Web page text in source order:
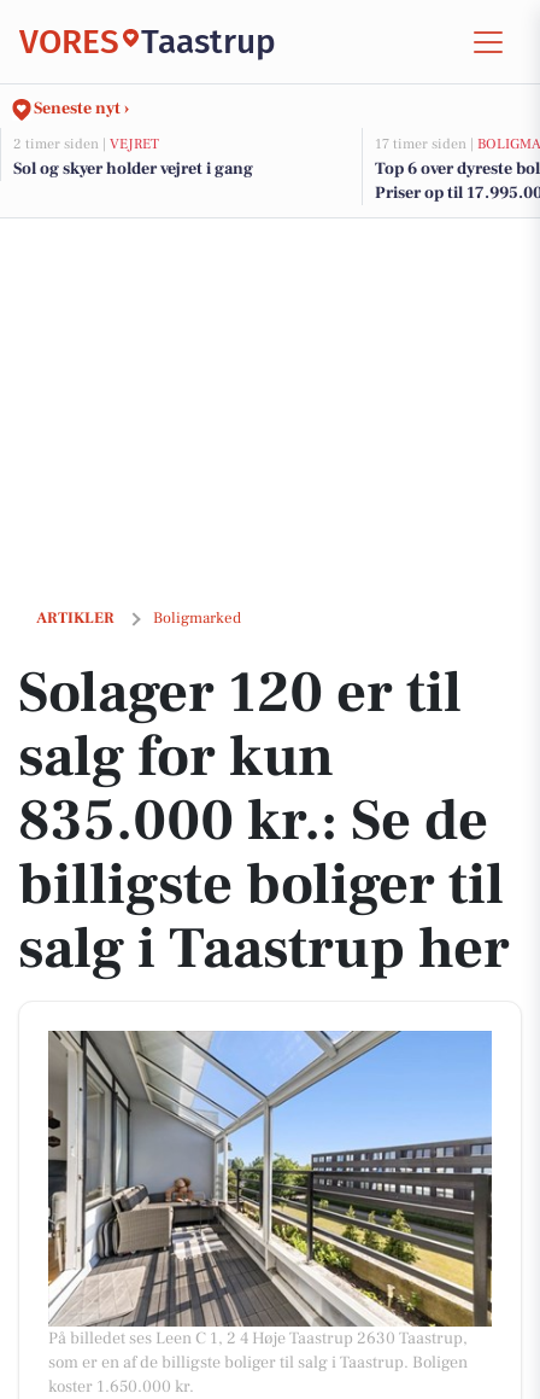
VORES Taastrup
Seneste nyt ›
2 timer siden | VEJRET
Sol og skyer holder vejret i gang
17 timer siden |
Top 6 over dyreste
Priser op til
ARTIKLER Boligmarked
Solager 120 er til salg for kun 835.000 kr.: Se de billigste boliger til
Solager 120 er til
salg for kun
835.000 kr.: Se de
billigste boliger til
salg i Taastrup her
På billedet ses Leen C 1, 2 4 Høje Taastrup 2630 Taastrup,
som er en af de billigste boliger til salg i Taastrup. Boligen
koster 1.650.000 kr.